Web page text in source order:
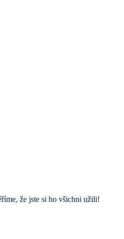
že jste si ho všichni užili!